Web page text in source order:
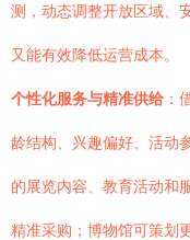
测，动态调整开放区域、
又能有效降低运营成本。
个性化服务与精准供给 ：
龄结构、兴趣偏好、活动
的展览内容、教育活动和
精准采购；博物馆可策划